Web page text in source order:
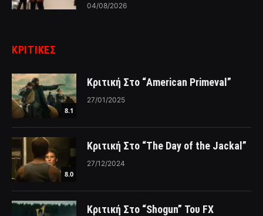
04/08/2026
ΚΡΙΤΙΚΈΣ
8.1
Κριτική Στο “American Primeval”
27/01/2025
8.0
Κριτική Στο “The Day of the Jackal”
27/12/2024
Κριτική Στο “Shogun” Του FX